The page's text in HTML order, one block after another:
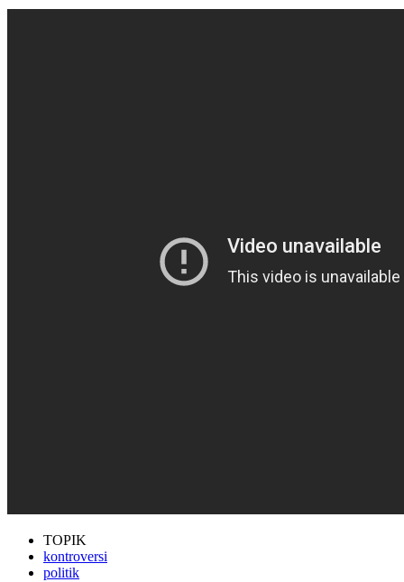
TOPIK
kontroversi
politik